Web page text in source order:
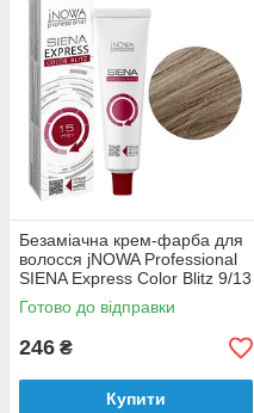
Безаміачна крем-фарба для
волосся jNOWA Professional
SIENA Express Color Blitz 9/13
60 мл
Готово до відправки
246 ₴
Купити